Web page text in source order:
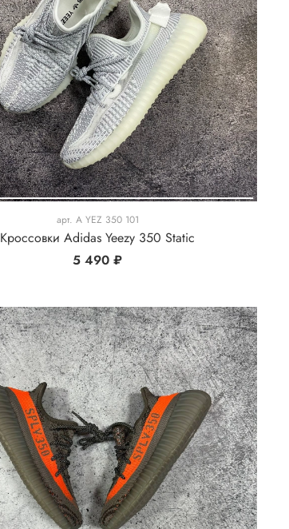
арт. A YEZ 350 101
Кроссовки Adidas Yeezy 350 Static
5 490 ₽